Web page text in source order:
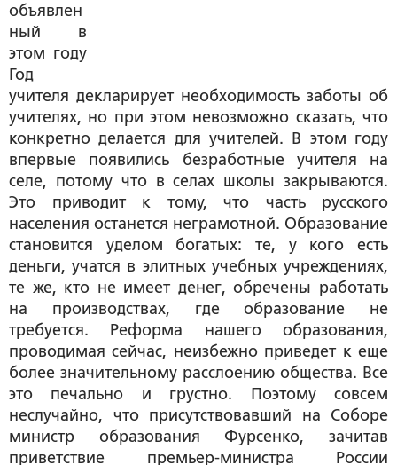
объявлен
ный в
этом году
Год
учителя декларирует необходимость заботы об
учителях, но при этом невозможно сказать, что
конкретно делается для учителей. В этом году
впервые появились безработные учителя на
селе, потому что в селах школы закрываются.
Это приводит к тому, что часть русского
населения останется неграмотной. Образование
становится уделом богатых: те, у кого есть
деньги, учатся в элитных учебных учреждениях,
те же, кто не имеет денег, обречены работать
на производствах, где образование не
требуется. Реформа нашего образования,
проводимая сейчас, неизбежно приведет к еще
более значительному расслоению общества. Все
это печально и грустно. Поэтому совсем
неслучайно, что присутствовавший на Соборе
министр образования Фурсенко, зачитав
приветствие премьер-министра России